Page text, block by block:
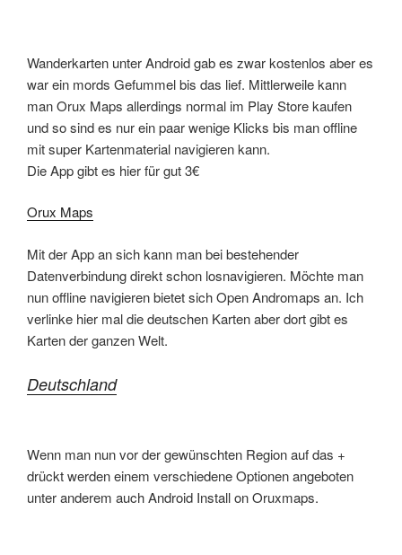
Wanderkarten unter Android gab es zwar kostenlos aber es
war ein mords Gefummel bis das lief. Mittlerweile kann
man Orux Maps allerdings normal im Play Store kaufen
und so sind es nur ein paar wenige Klicks bis man offline
mit super Kartenmaterial navigieren kann.
Die App gibt es hier für gut 3€
Orux Maps
Mit der App an sich kann man bei bestehender
Datenverbindung direkt schon losnavigieren. Möchte man
nun offline navigieren bietet sich Open Andromaps an. Ich
verlinke hier mal die deutschen Karten aber dort gibt es
Karten der ganzen Welt.
Deutschland
Wenn man nun vor der gewünschten Region auf das +
drückt werden einem verschiedene Optionen angeboten
unter anderem auch Android Install on Oruxmaps.